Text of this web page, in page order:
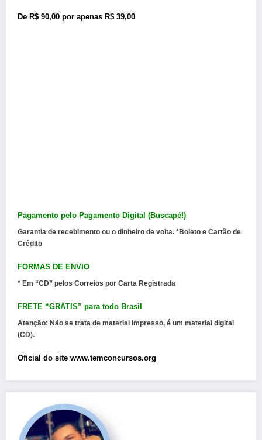
De R$ 90,00 por apenas R$ 39,00
Pagamento pelo Pagamento Digital (Buscapé!)
Garantia de recebimento ou o dinheiro de volta. *Boleto e Cartão de
Crédito
FORMAS DE ENVIO
* Em “CD” pelos Correios por Carta Registrada
FRETE “GRÁTIS” para todo Brasil
Atenção: Não se trata de material impresso, é um material digital
(CD).
Oficial do site www.temconcursos.org